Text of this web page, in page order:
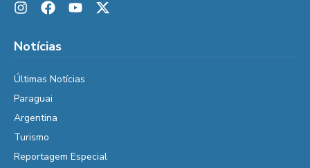
Notícias
Últimas Notícias
Paraguai
Argentina
Turismo
Reportagem Especial